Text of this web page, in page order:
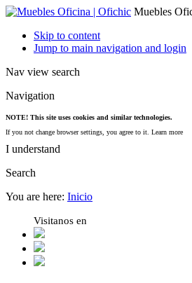
Muebles
Skip to content
Jump to main navigation and login
Nav view search
Navigation
NOTE! This site uses cookies and similar technologies.
If you not change browser settings, you agree to it. Learn more
I understand
Search
You are here: Inicio
Visitanos en